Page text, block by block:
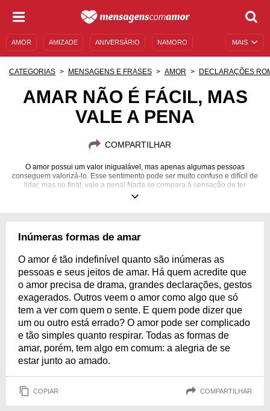
MAIS
AMOR AMIZADE ANIVERSÁRIO NAMORO
AUTOAJUDA DESCULPAS
MENSAGENS E FRASES MENSAGENS DE ANIVERSÁRIO
CATEGORIAS MENSAGENS E FRASES AMOR DECLARAÇÕES
AMAR NÃO É FÁCIL, MAS
VALE A PENA
COMPARTILHAR
O amor possui um valor inigualável, mas apenas algumas pessoas
conseguem valorizá-lo. Esse sentimento pode ser muito confuso e difícil de
lidar, mas no final, vale a pena! Nada se compara à sensação de ter
alguém ao seu lado sempre... Se jogue no amor!
Inúmeras formas de amar
O amor é tão indefinível quanto são inúmeras as
pessoas e seus jeitos de amar. Há quem acredite que
o amor precisa de drama, grandes declarações, gestos
exagerados. Outros veem o amor como algo que só
tem a ver com quem o sente. E quem pode dizer que
um ou outro está errado? O amor pode ser complicado
e tão simples quanto respirar. Todas as formas de
amar, porém, tem algo em comum: a alegria de se
estar junto ao amado.
COPIAR COMPARTILHAR